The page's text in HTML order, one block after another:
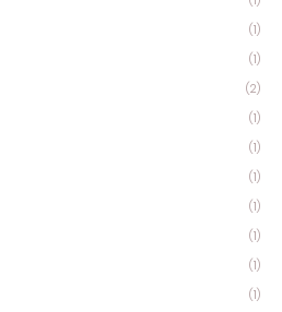
(1)
(1)
(2)
(1)
(1)
(1)
(1)
(1)
(1)
(1)